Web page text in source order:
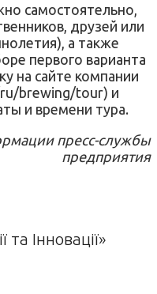
самостоятельно,
друзей или
а также
первого варианта
на сайте компании
brewing/tour) и
и времени тура.
пресс-службы
предприятия
Інновації»